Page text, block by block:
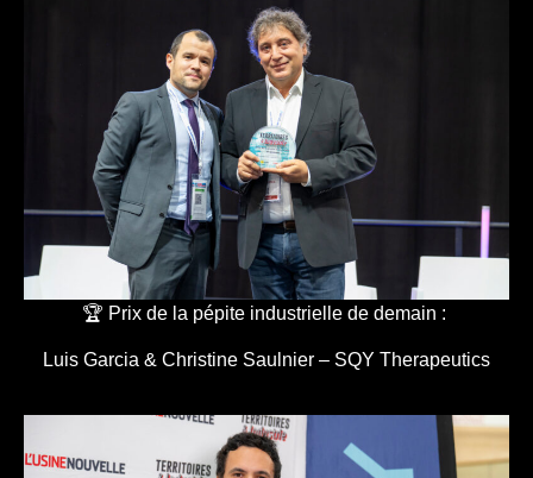
🏆 Prix de la pépite industrielle de demain :
Luis Garcia & Christine Saulnier – SQY Therapeutics